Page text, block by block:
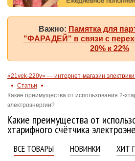
Важно: Памятка для
"ФАРАДЕЙ" в связи с
20% к 22%
«21vek-220v» — интернет-магазин
Статьи
Какие преимущества от использования 2-
электроэнергии?
Какие преимущества от
хтарифного счётчика
ВСЕ ТОВАРЫ НОВИНКИ ХИТ